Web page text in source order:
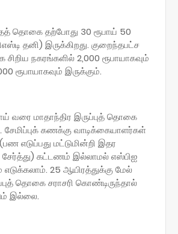
தொகை தற்போது 30 ரூபாய் 50
தனி) இருக்கிறது. குறைந்தபட்ச
நகரங்களில் 2,000 ரூபாயாகவும்
ரூபாயாகவும் இருக்கும்.
வரை மாதாந்திர இருப்புத் தொகை
கணக்கு வாடிக்கையாளர்கள்
எடுப்பது மட்டுமின்றி இதர
சேர்த்து) கட்டணம் இல்லாமல் எஸ்பிஐ
எடுக்கலாம். 25 ஆயிரத்துக்கு மேல்
தொகை சராசரி கொண்டிருந்தால்
இல்லை.